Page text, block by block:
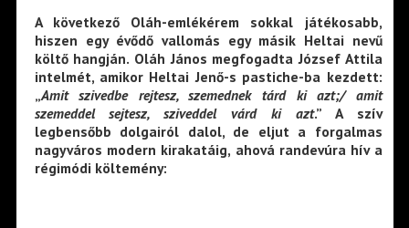
A következő Oláh-emlékérem sokkal játékosabb,
hiszen egy évődő vallomás egy másik Heltai nevű
költő hangján. Oláh János megfogadta József Attila
intelmét, amikor Heltai Jenő-s pastiche-ba kezdett:
„Amit szivedbe rejtesz, szemednek tárd ki azt;/ amit
szemeddel sejtesz, sziveddel várd ki azt.” A szív
legbensőbb dolgairól dalol, de eljut a forgalmas
nagyváros modern kirakatáig, ahová randevúra hív a
régimódi költemény: